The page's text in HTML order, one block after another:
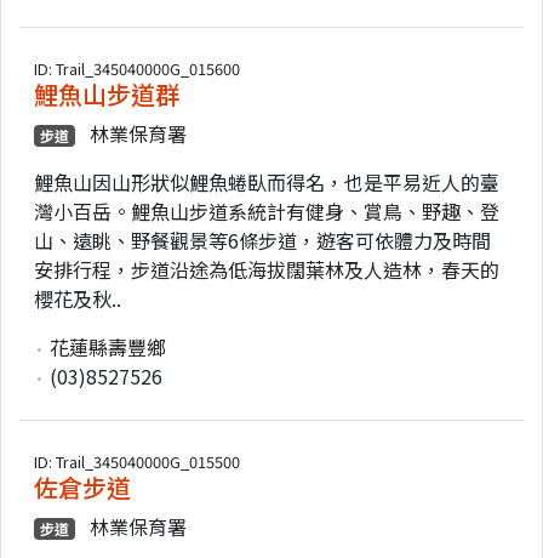
ID: Trail_345040000G_015600
鯉魚山步道群
步道
林業保育署
鯉魚山因山形狀似鯉魚蜷臥而得名，也是平易近人的臺
灣小百岳。鯉魚山步道系統計有健身、賞鳥、野趣、登
山、遠眺、野餐觀景等6條步道，遊客可依體力及時間
安排行程，步道沿途為低海拔闊葉林及人造林，春天的
櫻花及秋..
花蓮縣壽豐鄉
(03)8527526
ID: Trail_345040000G_015500
佐倉步道
步道
林業保育署